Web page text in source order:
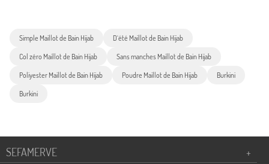
Simple Maillot de Bain Hijab D`été Maillot de Bain Hijab
Col zéro Maillot de Bain Hijab Sans manches Maillot de Bain Hijab
Poliyester Maillot de Bain Hijab Poudre Maillot de Bain Hijab Burkini
Burkini
SEFAMERVE
+